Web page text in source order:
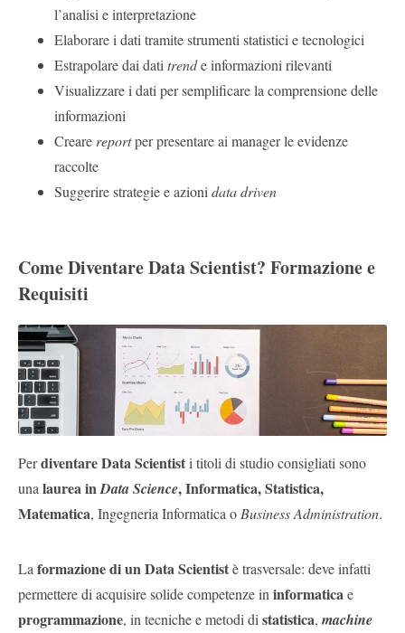
l’analisi e interpretazione
Elaborare i dati tramite strumenti statistici e tecnologici
Estrapolare dai dati trende informazioni rilevanti
Visualizzare i dati per semplificare la comprensione delle
informazioni
Creare reportper presentare ai manager le evidenze
raccolte
Suggerire strategie e azioni data driven
Come Diventare Data Scientist? Formazione e
Requisiti
Perdiventare Data Scientisti titoli di studio consigliati sono
una laurea inData Science, Informatica, Statistica,
Matematica, Ingegneria Informatica o Business Administration.
La formazione di un Data Scientistè trasversale: deve infatti
permettere di acquisire solide competenze in informatica e
programmazione, in tecniche e metodi di statistica, machine